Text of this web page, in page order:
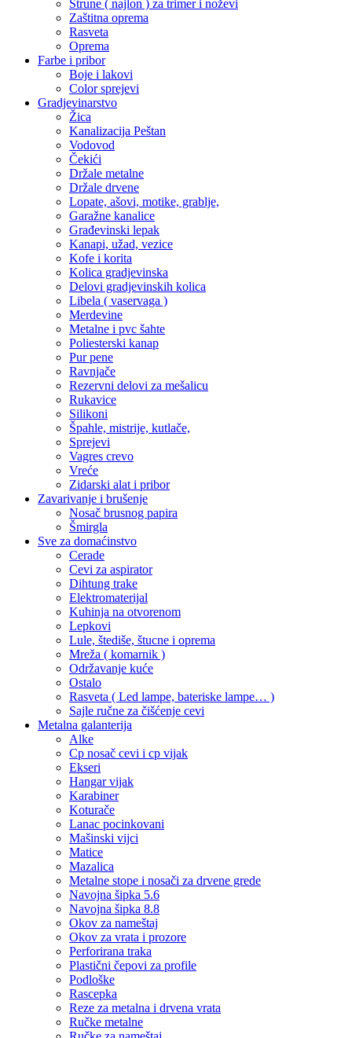
Strune ( najlon ) za trimer i noževi
Zaštitna oprema
Rasveta
Oprema
Farbe i pribor
Boje i lakovi
Color sprejevi
Gradjevinarstvo
Žica
Kanalizacija Peštan
Vodovod
Čekići
Držale metalne
Držale drvene
Lopate, ašovi, motike, grablje,
Garažne kanalice
Građevinski lepak
Kanapi, užad, vezice
Kofe i korita
Kolica gradjevinska
Delovi gradjevinskih kolica
Libela ( vaservaga )
Merdevine
Metalne i pvc šahte
Poliesterski kanap
Pur pene
Ravnjače
Rezervni delovi za mešalicu
Rukavice
Silikoni
Špahle, mistrije, kutlače,
Sprejevi
Vagres crevo
Vreće
Zidarski alat i pribor
Zavarivanje i brušenje
Nosač brusnog papira
Šmirgla
Sve za domaćinstvo
Cerade
Cevi za aspirator
Dihtung trake
Elektromaterijal
Kuhinja na otvorenom
Lepkovi
Lule, štediše, štucne i oprema
Mreža ( komarnik )
Održavanje kuće
Ostalo
Rasveta ( Led lampe, bateriske lampe… )
Sajle ručne za čišćenje cevi
Metalna galanterija
Alke
Cp nosač cevi i cp vijak
Ekseri
Hangar vijak
Karabiner
Koturače
Lanac pocinkovani
Mašinski vijci
Matice
Mazalica
Metalne stope i nosači za drvene grede
Navojna šipka 5.6
Navojna šipka 8.8
Okov za nameštaj
Okov za vrata i prozore
Perforirana traka
Plastični čepovi za profile
Podloške
Rascepka
Reze za metalna i drvena vrata
Ručke metalne